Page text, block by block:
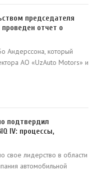
председателя
отчет о
Андерссона, который
АО «UzAuto Motors» и
подтвердил
IV: процессы,
свое лидерство в области
автомобильной